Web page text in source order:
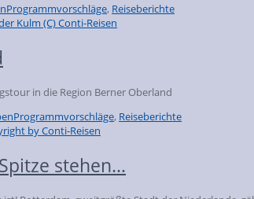
Programmvorschläge, Reiseberichte
in die Region Berner Oberland
Programmvorschläge, Reiseberichte
stehen…